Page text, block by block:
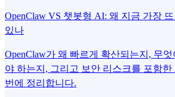
OpenClaw VS 챗봇형 AI: 왜 지금 가장
있나
OpenClaw가 왜 빠르게 확산되는지, 무
야 하는지, 그리고 보안 리스크를 포함한
번에 정리합니다.